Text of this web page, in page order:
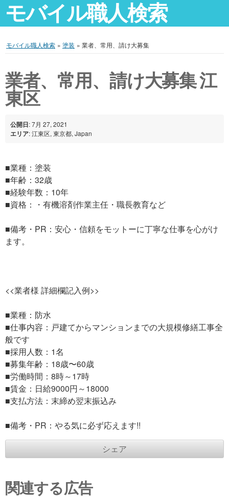
モバイル職人検索
モバイル職人検索 » 塗装 » 業者、常用、請け大募集
業者、常用、請け大募集 江
東区
公開日: 7月 27, 2021
エリア: 江東区, 東京都, Japan
■業種：塗装
■年齢：32歳
■経験年数：10年
■資格：・有機溶剤作業主任・職長教育など
■備考・PR：安心・信頼をモットーに丁寧な仕事を心がけ
ます。
<<業者様 詳細欄記入例>>
■業種：防水
■仕事内容：戸建てからマンションまでの大規模修繕工事全
般です
■採用人数：1名
■募集年齢：18歳〜60歳
■労働時間：8時～17時
■賃金：日給9000円～18000
■支払方法：末締め翌末振込み
■備考・PR：やる気に必ず応えます!!
シェア
関連する広告